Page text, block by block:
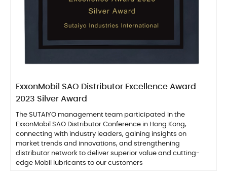
ExxonMobil SAO Distributor Excellence Award
2023 Silver Award
The SUTAIYO management team participated in the
ExxonMobil SAO Distributor Conference in Hong Kong,
connecting with industry leaders, gaining insights on
market trends and innovations, and strengthening
distributor network to deliver superior value and cutting-
edge Mobil lubricants to our customers